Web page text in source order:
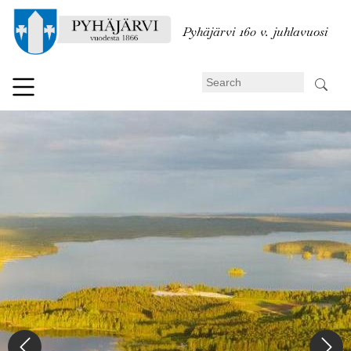
toPyhäjärvi 160 v. juhlavuosi
Search